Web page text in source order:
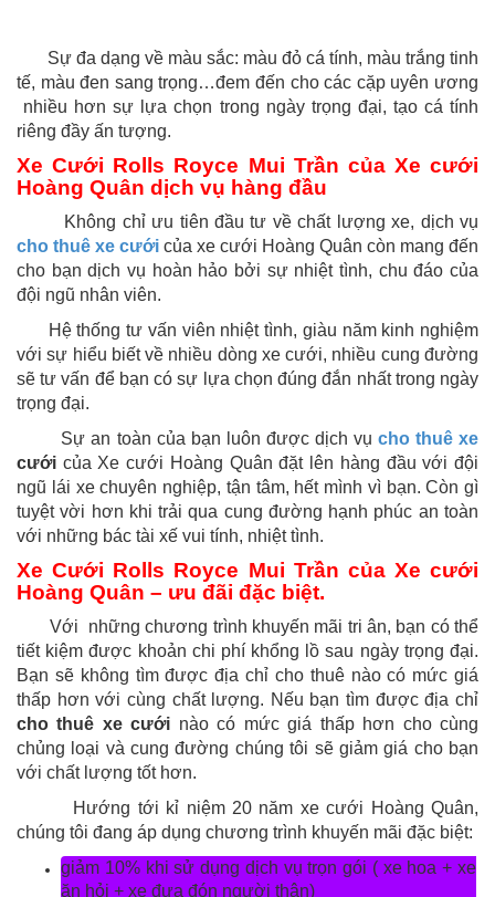
Sự đa dạng về màu sắc: màu đỏ cá tính, màu trắng tinh
tế, màu đen sang trọng…đem đến cho các cặp uyên ương
nhiều hơn sự lựa chọn trong ngày trọng đại, tạo cá tính
riêng đầy ấn tượng.
Xe Cưới Rolls Royce Mui Trần của Xe cưới
Hoàng Quân dịch vụ hàng đầu
Không chỉ ưu tiên đầu tư về chất lượng xe, dịch vụ
cho thuê xe cưới của xe cưới Hoàng Quân còn mang đến
cho bạn dịch vụ hoàn hảo bởi sự nhiệt tình, chu đáo của
đội ngũ nhân viên.
Hệ thống tư vấn viên nhiệt tình, giàu năm kinh nghiệm
với sự hiểu biết về nhiều dòng xe cưới, nhiều cung đường
sẽ tư vấn để bạn có sự lựa chọn đúng đắn nhất trong ngày
trọng đại.
Sự an toàn của bạn luôn được dịch vụ cho thuê xe
cưới của Xe cưới Hoàng Quân đặt lên hàng đầu với đội
ngũ lái xe chuyên nghiệp, tận tâm, hết mình vì bạn. Còn gì
tuyệt vời hơn khi trải qua cung đường hạnh phúc an toàn
với những bác tài xế vui tính, nhiệt tình.
Xe Cưới Rolls Royce Mui Trần của Xe cưới
Hoàng Quân – ưu đãi đặc biệt.
Với những chương trình khuyến mãi tri ân, bạn có thể
tiết kiệm được khoản chi phí khổng lồ sau ngày trọng đại.
Bạn sẽ không tìm được địa chỉ cho thuê nào có mức giá
thấp hơn với cùng chất lượng. Nếu bạn tìm được địa chỉ
cho thuê xe cưới nào có mức giá thấp hơn cho cùng
chủng loại và cung đường chúng tôi sẽ giảm giá cho bạn
với chất lượng tốt hơn.
Hướng tới kỉ niệm 20 năm xe cưới Hoàng Quân,
chúng tôi đang áp dụng chương trình khuyến mãi đặc biệt:
giảm 10% khi sử dụng dịch vụ trọn gói ( xe hoa + xe
ăn hỏi + xe đưa đón người thân)